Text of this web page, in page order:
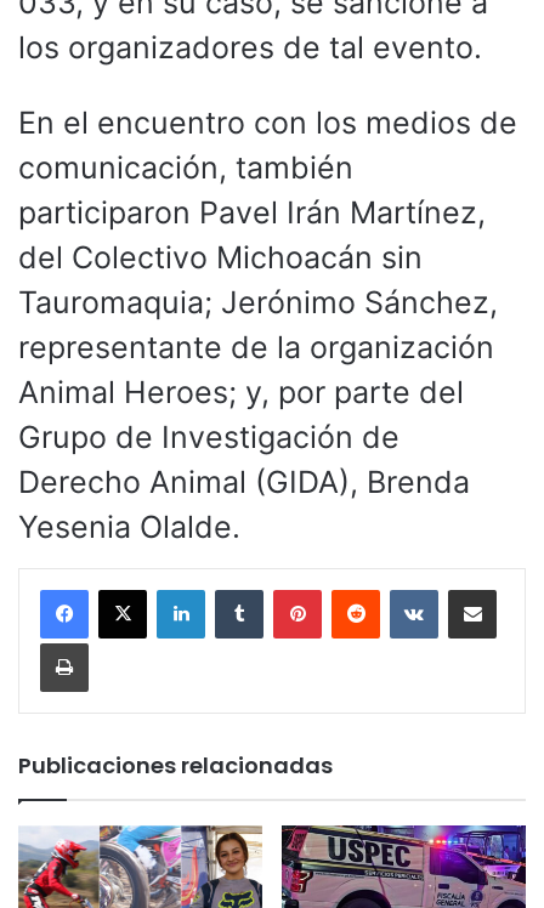
los organizadores de tal evento.
En el encuentro con los medios de
comunicación, también
participaron Pavel Irán Martínez,
del Colectivo Michoacán sin
Tauromaquia; Jerónimo Sánchez,
representante de la organización
Animal Heroes; y, por parte del
Grupo de Investigación de
Derecho Animal (GIDA), Brenda
Yesenia Olalde.
LinkedInTumblr PinterestReddit VKontakteCompartir por
Imprimir
Publicaciones relacionadas